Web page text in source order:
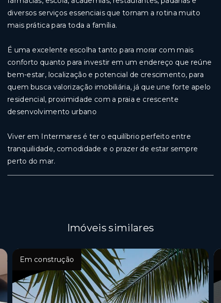
diversos serviços essenciais que tornam a rotina muito
mais prática para toda a família.
É uma excelente escolha tanto para morar com mais
conforto quanto para investir em um endereço que reúne
bem-estar, localização e potencial de crescimento, para
quem busca valorização imobiliária, já que une forte apelo
residencial, proximidade com a praia e crescente
desenvolvimento urbano
Viver em Intermares é ter o equilíbrio perfeito entre
tranquilidade, comodidade e o prazer de estar sempre
perto do mar.
Imóveis similares
Em construção